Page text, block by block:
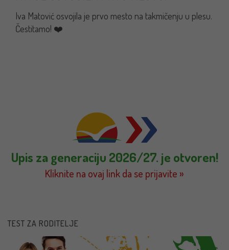
TEST ZA RODITELJE
Iva Matović osvojila je prvo mesto na takmičenju u plesu.
Čestitamo! ❤️
Upis za generaciju 2026/27. je otvoren!
Kliknite na ovaj link da se prijavite »